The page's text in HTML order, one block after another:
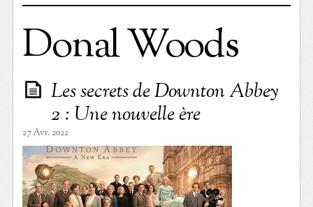
Donal Woods
Les secrets de Downton Abbey
2 : Une nouvelle ère
27 Avr. 2022